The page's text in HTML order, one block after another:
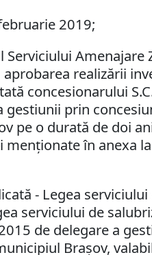
2019;
Amenajare
aprobarea realizării
concesionarului
prin
pe o durată de doi
în anexa la
- Legea
serviciului de
de delegare a
Braşov,